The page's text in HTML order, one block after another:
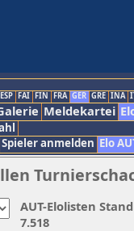
ESP FAI FIN FRA GER GRE INA
Meldekartei
Spieler anmelden Elo
AUT-Elolisten
7.518